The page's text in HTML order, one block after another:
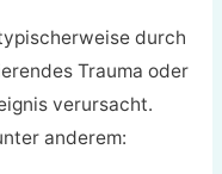
durch
Trauma oder
verursacht.
anderem: